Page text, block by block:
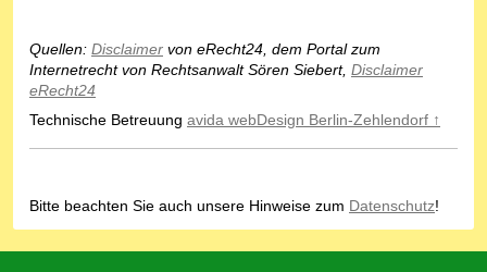
Quellen: Disclaimer von eRecht24, dem Portal zum
Internetrecht von Rechtsanwalt Sören Siebert, Disclaimer
eRecht24
Technische Betreuung avida webDesign Berlin-Zehlendorf ↑
Bitte beachten Sie auch unsere Hinweise zum Datenschutz!